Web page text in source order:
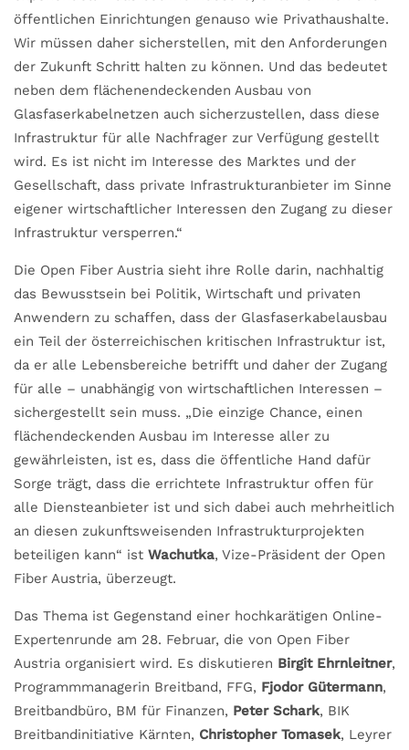
öffentlichen Einrichtungen genauso wie Privathaushalte.
Wir müssen daher sicherstellen, mit den Anforderungen
der Zukunft Schritt halten zu können. Und das bedeutet
neben dem flächenendeckenden Ausbau von
Glasfaserkabelnetzen auch sicherzustellen, dass diese
Infrastruktur für alle Nachfrager zur Verfügung gestellt
wird. Es ist nicht im Interesse des Marktes und der
Gesellschaft, dass private Infrastrukturanbieter im Sinne
eigener wirtschaftlicher Interessen den Zugang zu dieser
Infrastruktur versperren.“
Die Open Fiber Austria sieht ihre Rolle darin, nachhaltig
das Bewusstsein bei Politik, Wirtschaft und privaten
Anwendern zu schaffen, dass der Glasfaserkabelausbau
ein Teil der österreichischen kritischen Infrastruktur ist,
da er alle Lebensbereiche betrifft und daher der Zugang
für alle – unabhängig von wirtschaftlichen Interessen –
sichergestellt sein muss. „Die einzige Chance, einen
flächendeckenden Ausbau im Interesse aller zu
gewährleisten, ist es, dass die öffentliche Hand dafür
Sorge trägt, dass die errichtete Infrastruktur offen für
alle Diensteanbieter ist und sich dabei auch mehrheitlich
an diesen zukunftsweisenden Infrastrukturprojekten
beteiligen kann“ ist Wachutka, Vize-Präsident der Open
Fiber Austria, überzeugt.
Das Thema ist Gegenstand einer hochkarätigen Online-
Expertenrunde am 28. Februar, die von Open Fiber
Austria organisiert wird. Es diskutieren Birgit Ehrnleitner,
Programmmanagerin Breitband, FFG, Fjodor Gütermann,
Breitbandbüro, BM für Finanzen, Peter Schark, BIK
Breitbandinitiative Kärnten, Christopher Tomasek, Leyrer